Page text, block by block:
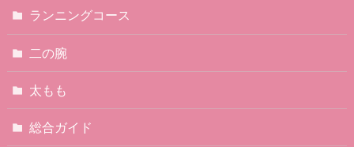
ランニングコース
二の腕
太もも
総合ガイド